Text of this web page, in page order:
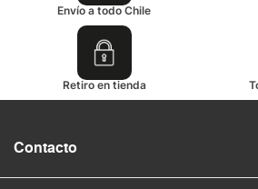
Envío a todo Chile
Retiro en tienda
Contacto